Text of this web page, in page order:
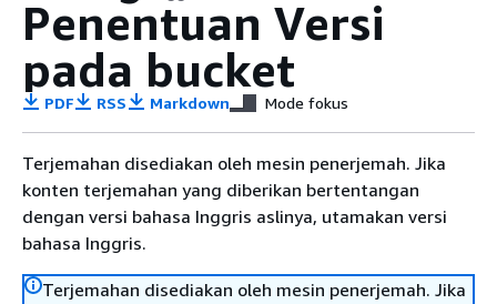
Penentuan Versi
pada bucket
PDF RSS Markdown Mode fokus
Terjemahan disediakan oleh mesin penerjemah. Jika
konten terjemahan yang diberikan bertentangan
dengan versi bahasa Inggris aslinya, utamakan versi
bahasa Inggris.
Terjemahan disediakan oleh mesin penerjemah. Jika